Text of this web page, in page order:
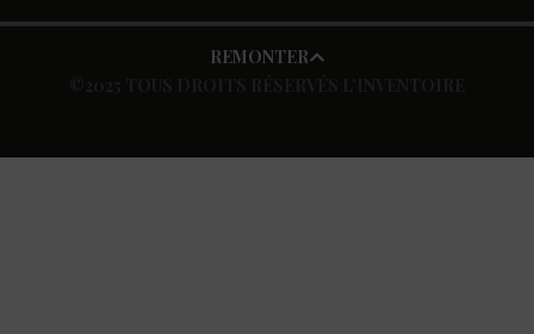
REMONTER